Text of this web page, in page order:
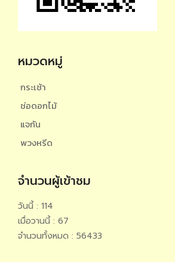
หมวดหมู่
กระเช้า
ช่อดอกไม้
แจกัน
พวงหรีด
จำนวนผู้เข้าชม
วันนี้ : 114
เมื่อวานนี้ : 67
จำนวนทั้งหมด : 56433